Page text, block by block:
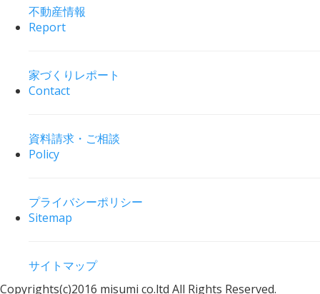
不動産情報
Report
家づくりレポート
Contact
資料請求・ご相談
Policy
プライバシーポリシー
Sitemap
サイトマップ
Copyrights(c)2016 misumi co.ltd All Rights Reserved.